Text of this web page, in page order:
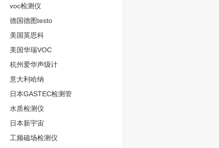
voc检测仪
德国德图testo
美国英思科
美国华瑞VOC
杭州爱华声级计
意大利哈纳
日本GASTEC检测管
水质检测仪
日本新宇宙
工频磁场检测仪